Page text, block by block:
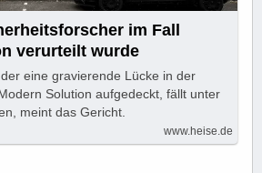
im Fall
verurteilt wurde
eine gravierende Lücke in der
Solution aufgedeckt, fällt unter
meint das Gericht.
www.heise.de